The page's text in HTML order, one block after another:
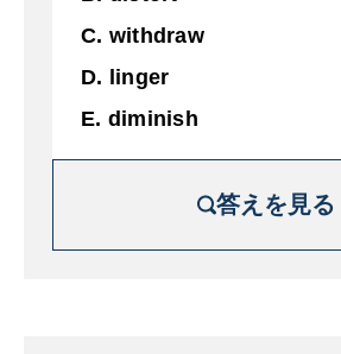
C. withdraw
D. linger
E. diminish
答えを見る